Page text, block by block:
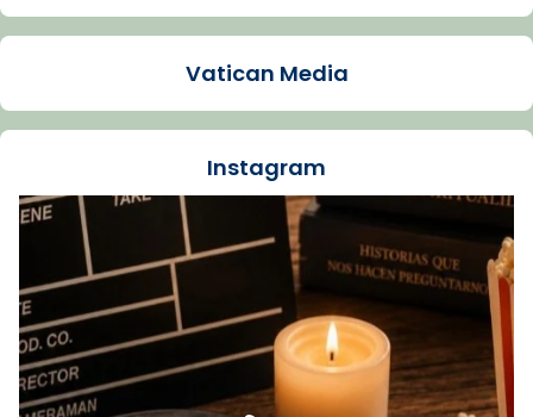
Arquebisbat de Barcelona
La Carmina va patir depressió. Fa gairebé
dos mesos, a l'Estadi Lluís Companys, la
Recupera l'entrevista comp
Vatican
tican News 👇
www.vaticannews.va/es/iglesia/news/2026-
07/carmina-historia-depresion-papa-viaje-
espana-testimoni...
Foto
Vatican Media
Instagram